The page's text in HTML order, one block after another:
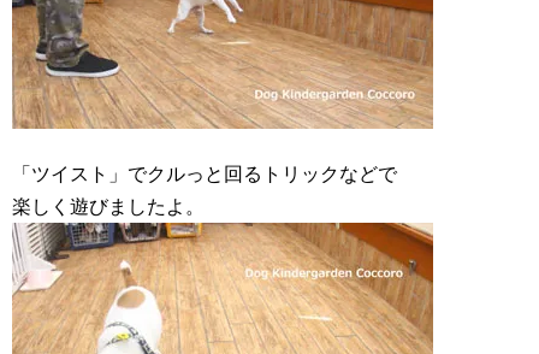
「ツイスト」でクルっと回るトリックなどで
楽しく遊びましたよ。